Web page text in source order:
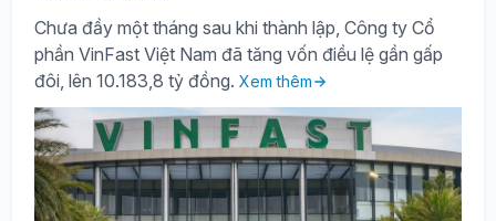
Chưa đầy một tháng sau khi thành lập, Công ty Cổ
phần VinFast Việt Nam đã tăng vốn điều lệ gần gấp
đôi, lên 10.183,8 tỷ đồng. Xem thêm